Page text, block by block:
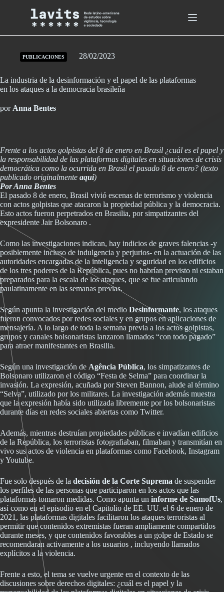
PUBLICACIONES 28/02/2023
La industria de la desinformación y el papel de las plataformas
en los ataques a la democracia brasileña
por Anna Bentes
Frente a los actos golpistas del 8 de enero en Brasil ¿cuál es el papel y
la responsabilidad de las plataformas digitales en situaciones de crisis
democrática como la ocurrida en Brasil el pasado 8 de enero? (texto
publicado originalmente aquí)
Por Anna Bentes
El pasado 8 de enero, Brasil vivió escenas de terrorismo y violencia
con actos golpistas que atacaron la propiedad pública y la democracia.
Esto actos fueron perpetrados en Brasilia, por simpatizantes del
expresidente Jair Bolsonaro .
Como las investigaciones indican, hay indicios de graves falencias -y
posiblemente incluso de indulgencia y perjurios- en la actuación de las
autoridades encargadas de la inteligencia y seguridad en los edificios
de los tres poderes de la República, pues no habrían previsto ni estaban
preparados para la escala de los ataques, que se fue articulando
paulatinamente en las semanas previas.
Según apunta la investigación del medio Desinformante, los ataques
fueron convocados por redes sociales y en grupos en aplicaciones de
mensajería. A lo largo de toda la semana previa a los actos golpistas,
grupos y canales bolsonaristas lanzaron llamados “con todo pagado”
para atraer manifestantes en Brasilia.
Según una investigación de Agência Pública, los simpatizantes de
Bolsonaro utilizaron el código “Festa de Selma” para coordinar la
invasión. La expresión, acuñada por Steven Bannon, alude al término
“Selva”, utilizado por los militares. La investigación además muestra
que la expresión había sido utilizada libremente por los bolsonaristas
durante días en redes sociales abiertas como Twitter.
Además, mientras destruían propiedades públicas e invadían edificios
de la República, los terroristas fotografiaban, filmaban y transmitían en
vivo sus actos de violencia en plataformas como Facebook, Instagram
y Youtube.
Fue solo después de la decisión de la Corte Suprema de suspender
los perfiles de las personas que participaron en los actos que las
plataformas tomaron medidas. Como apunta un informe de SumofUs,
así como en el episodio en el Capitolio de EE. UU. el 6 de enero de
2021, las plataformas digitales facilitaron los ataques terroristas al
permitir que contenidos extremistas fueran ampliamente compartidos
durante meses, y que contenidos favorables a un golpe de Estado se
recomendaran activamente a los usuarios , incluyendo llamados
explícitos a la violencia.
Frente a esto, el tema se vuelve urgente en el contexto de las
discusiones sobre derechos digitales: ¿cuál es el papel y la